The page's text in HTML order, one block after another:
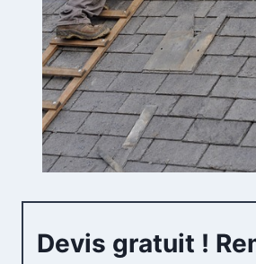
Devis gratuit !